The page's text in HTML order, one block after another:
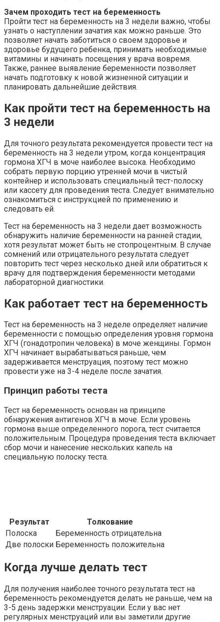
Зачем проходить тест на беременность
Пройти тест на беременность на 3 недели важно, чтобы
узнать о наступлении зачатия как можно раньше. Это
позволяет начать заботиться о своем здоровье и
здоровье будущего ребенка, принимать необходимые
витамины и начинать посещения у врача вовремя.
Также, раннее выявление беременности позволяет
начать подготовку к новой жизненной ситуации и
планировать дальнейшие действия.
Как пройти тест на беременность на
3 недели
Для точного результата рекомендуется провести тест на
беременность на 3 недели утром, когда концентрация
гормона ХГЧ в моче наиболее высока. Необходимо
собрать первую порцию утренней мочи в чистый
контейнер и использовать специальный тест-полоску
или кассету для проведения теста. Следует внимательно
ознакомиться с инструкцией по применению и
следовать ей.
Тест на беременность на 3 недели дает возможность
обнаружить наличие беременности на ранней стадии,
хотя результат может быть не стопроцентным. В случае
сомнений или отрицательного результата следует
повторить тест через несколько дней или обратиться к
врачу для подтверждения беременности методами
лабораторной диагностики.
Как работает тест на беременность
Тест на беременность на 3 неделе определяет наличие
беременности с помощью определения уровня гормона
ХГЧ (гонадотропин человека) в моче женщины. Гормон
ХГЧ начинает вырабатываться раньше, чем
задерживается менструация, поэтому тест можно
провести уже на 3-4 неделе после зачатия.
Принцип работы теста
Тест на беременность основан на принципе
обнаружения антигенов ХГЧ в моче. Если уровень
гормона выше определенного порога, тест считается
положительным. Процедура проведения теста включает
сбор мочи и нанесение нескольких капель на
специальную полоску теста.
Результат
Толкование
Полоска
Беременность отрицательна
Две полоски Беременность положительна
Когда лучше делать тест
Для получения наиболее точного результата тест на
беременность рекомендуется делать не раньше, чем на
3-5 день задержки менструации. Если у вас нет
регулярных менструаций или вы заметили другие